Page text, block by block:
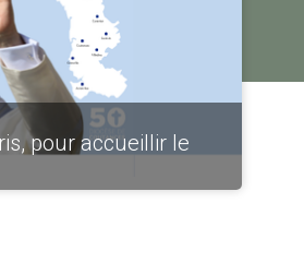
pour accueillir le